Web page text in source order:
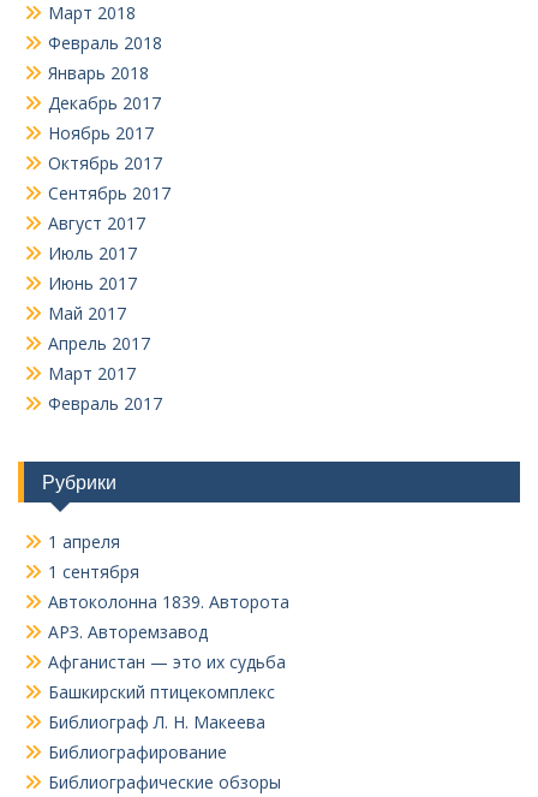
Март 2018
Февраль 2018
Январь 2018
Декабрь 2017
Ноябрь 2017
Октябрь 2017
Сентябрь 2017
Август 2017
Июль 2017
Июнь 2017
Май 2017
Апрель 2017
Март 2017
Февраль 2017
Рубрики
1 апреля
1 сентября
Автоколонна 1839. Авторота
АРЗ. Авторемзавод
Афганистан — это их судьба
Башкирский птицекомплекс
Библиограф Л. Н. Макеева
Библиографирование
Библиографические обзоры